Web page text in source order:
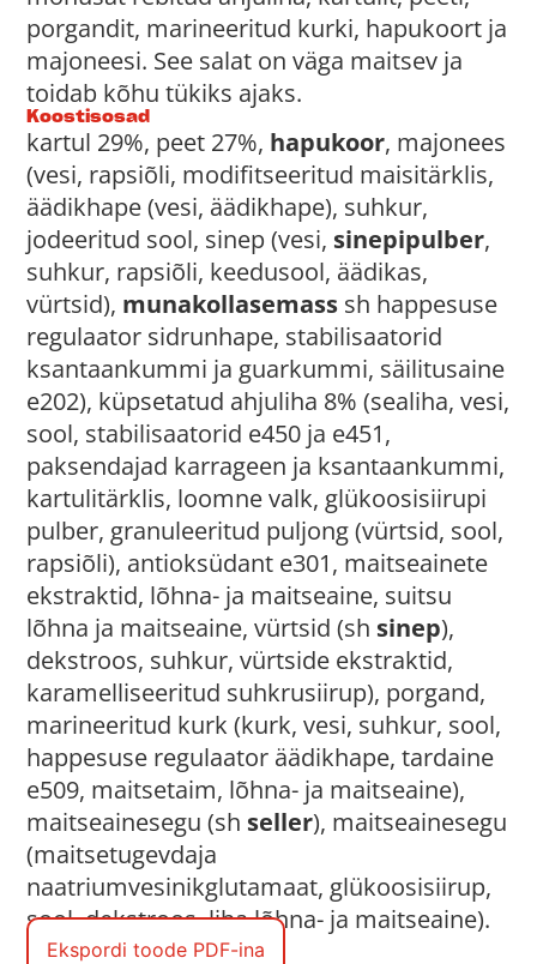
porgandit, marineeritud kurki, hapukoort ja
majoneesi. See salat on väga maitsev ja
toidab kõhu tükiks ajaks.
Koostisosad
kartul 29%, peet 27%, hapukoor, majonees
(vesi, rapsiõli, modifitseeritud maisitärklis,
äädikhape (vesi, äädikhape), suhkur,
jodeeritud sool, sinep (vesi, sinepipulber,
suhkur, rapsiõli, keedusool, äädikas,
vürtsid), munakollasemass sh happesuse
regulaator sidrunhape, stabilisaatorid
ksantaankummi ja guarkummi, säilitusaine
e202), küpsetatud ahjuliha 8% (sealiha, vesi,
sool, stabilisaatorid e450 ja e451,
paksendajad karrageen ja ksantaankummi,
kartulitärklis, loomne valk, glükoosisiirupi
pulber, granuleeritud puljong (vürtsid, sool,
rapsiõli), antioksüdant e301, maitseainete
ekstraktid, lõhna- ja maitseaine, suitsu
lõhna ja maitseaine, vürtsid (sh sinep),
dekstroos, suhkur, vürtside ekstraktid,
karamelliseeritud suhkrusiirup), porgand,
marineeritud kurk (kurk, vesi, suhkur, sool,
happesuse regulaator äädikhape, tardaine
e509, maitsetaim, lõhna- ja maitseaine),
maitseainesegu (sh seller), maitseainesegu
(maitsetugevdaja
naatriumvesinikglutamaat, glükoosisiirup,
sool, dekstroos, liha lõhna- ja maitseaine).
Ekspordi toode PDF-ina